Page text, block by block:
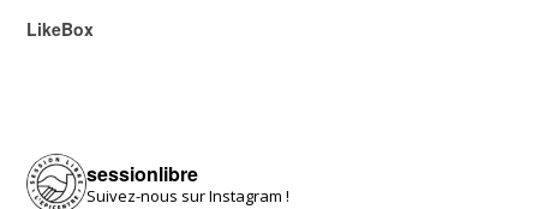
LikeBox
sessionlibre
Suivez-nous sur Instagram !